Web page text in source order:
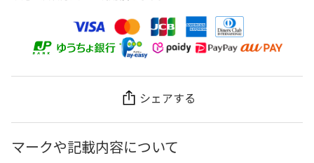
シェアする
マークや記載内容について